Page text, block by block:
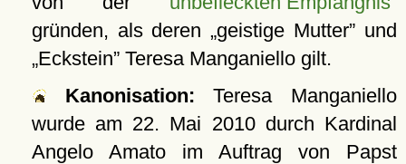
gründen, als deren geistige Mutter
und
Eckstein Teresa Manganiello gilt.
Kanonisation: Teresa Manganiello
wurde am 22. Mai 2010durch Kardinal
Angelo Amato im Auftrag von Papst